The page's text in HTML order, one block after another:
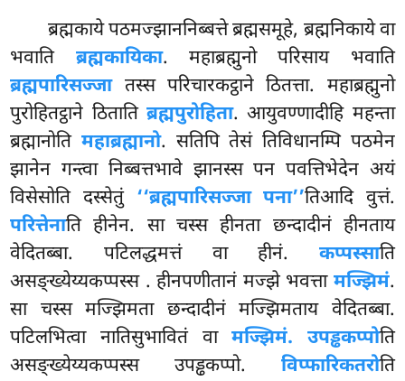
ब्रह्मकाये पठमज्झाननिब्बत्ते ब्रह्मसमूहे, ब्रह्मनिकाये वा
भवाति ब्रह्मकायिका. महाब्रह्मुनो परिसाय भवाति
ब्रह्मपारिसज्जातस्स परिचारकट्ठाने ठितत्ता. महाब्रह्मुनो
पुरोहितट्ठाने ठिताति ब्रह्मपुरोहिता. आयुवण्णादीहि महन्ता
ब्रह्मानोति महाब्रह्मानो. सतिपि तेसं तिविधानम्पि पठमेन
झानेन गन्त्वा निब्बत्तभावे झानस्स पन पवत्तिभेदेन अयं
विसेसोति दस्सेतुं ‘‘ब्रह्मपारिसज्जा पना’’तिआदि वुत्तं.
परित्तेनाति हीनेन. सा चस्स हीनता छन्दादीनं हीनताय
वेदितब्बा. पटिलद्धमत्तं वा हीनं. कप्पस्साति
असङ्ख्येय्यकप्पस्स . हीनपणीतानं मज्झे भवत्ता मज्झिमं.
सा चस्स मज्झिमता छन्दादीनं मज्झिमताय वेदितब्बा.
पटिलभित्वा नातिसुभावितं वामज्झिमं. उपड्ढकप्पोति
असङ्ख्येय्यकप्पस्स उपड्ढकप्पो. विप्फारिकतरोति